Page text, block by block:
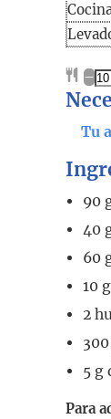
–
Tu
90
40
60
10 g
2
300
5 g
Para